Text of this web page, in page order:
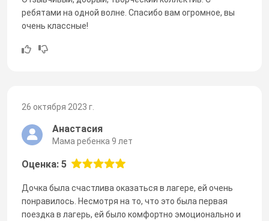
ребятами на одной волне. Спасибо вам огромное, вы
очень классные!
26 октября 2023 г.
Анастасия
Мама ребенка 9 лет
Оценка: 5
Дочка была счастлива оказаться в лагере, ей очень
понравилось. Несмотря на то, что это была первая
поездка в лагерь, ей было комфортно эмоционально и